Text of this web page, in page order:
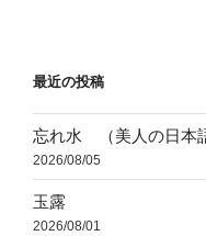
ン
最近の投稿
忘れ水 （美人の日本
2026/08/05
玉露
2026/08/01